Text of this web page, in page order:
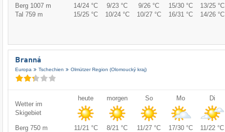
Berg 1007 m 14/24 °C 9/23 °C 9/26 °C 15/30 °C 13/25 °C
Tal 759 m
15/25 °C 10/24 °C 10/27 °C 16/31 °C 14/26 °C
Branná
Europa Tschechien Olmützer Region (Olomoucký kraj)
Wetter im
Skigebiet
heute morgen So Mo Di
Berg 750 m 11/21 °C 8/21 °C 11/27 °C 17/30 °C 11/22 °C